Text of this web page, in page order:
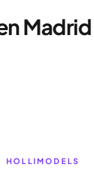
Madrid
HOLLIMODELS